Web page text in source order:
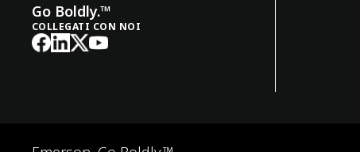
Go Boldly.™
COLLEGATI CON NOI